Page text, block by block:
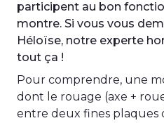
participent au bon
montre. Si vous vous
Héloïse, notre experte
tout ça !
Pour comprendre, une
dont le rouage (axe +
entre deux fines plaques